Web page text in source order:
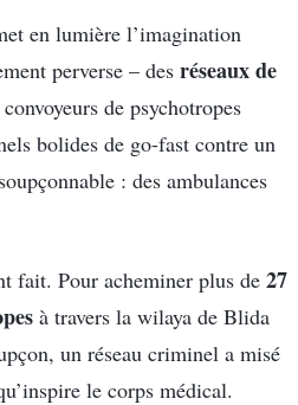
en lumière l’imagination
perverse – des réseaux de
de psychotropes
bolides de go-fast contre un
: des ambulances
fait. Pour acheminer plus de 27
à travers la wilaya de Blida
un réseau criminel a misé
le corps médical.